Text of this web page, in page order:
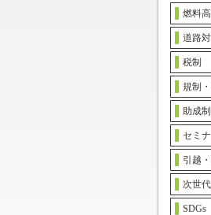
燃料
道路
税制
規制
助成
セミ
引越
次世
SDGs